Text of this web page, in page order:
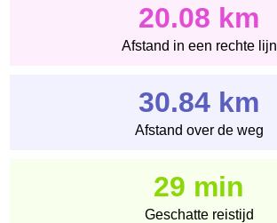
20.08 km
Afstand in een rechte lijn
30.84 km
Afstand over de weg
29 min
Geschatte reistijd